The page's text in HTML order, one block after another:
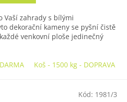
Vaší zahrady s bílými
dekorační kameny se pyšní čistě
venkovní ploše jedinečný
Koš - 1500 kg - DOPRAVA
Kód: 1981/3